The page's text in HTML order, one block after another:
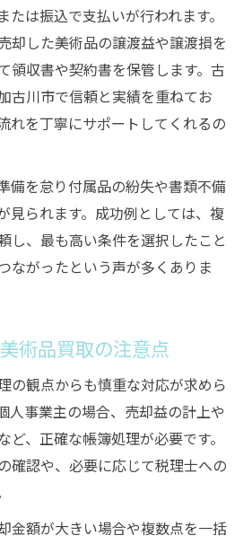
は振込で支払いが行われます。
却した美術品の譲渡益や譲渡損を
領収書や契約書を保管します。古
古川市で信頼と実績を重ねてお
れを丁寧にサポートしてくれるの
備を怠り付属品の紛失や書類不備
見られます。成功例としては、複
し、最も高い条件を選択したこと
ながったという声が多くありま
術品買取の注意点
の観点からも慎重な対応が求めら
人事業主の場合、売却益の計上や
ど、正確な帳簿処理が必要です。
確認や、必要に応じて税理士への
金額が大きい場合や複数点を一括